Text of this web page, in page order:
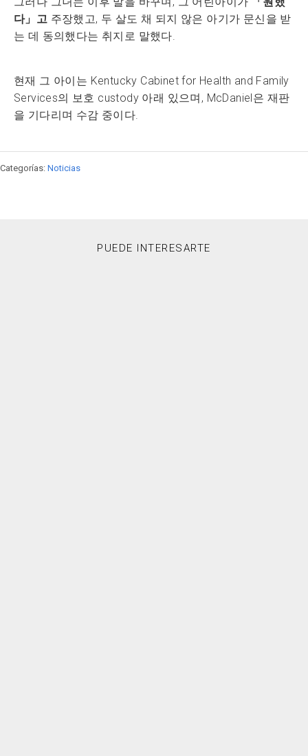
다」고 주장했고, 두 살도 채 되지 않은 아기가 문신을 받
는 데 동의했다는 취지로 말했다.
현재 그 아이는 Kentucky Cabinet for Health and Family
Services의 보호 custody 아래 있으며, McDaniel은 재판
을 기다리며 수감 중이다.
Categorías: Noticias
PUEDE INTERESARTE